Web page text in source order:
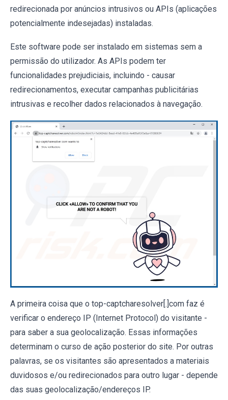
redirecionada por anúncios intrusivos ou APIs (aplicações
potencialmente indesejadas) instaladas.
Este software pode ser instalado em sistemas sem a
permissão do utilizador. As APIs podem ter
funcionalidades prejudiciais, incluindo - causar
redirecionamentos, executar campanhas publicitárias
intrusivas e recolher dados relacionados à navegação.
A primeira coisa que o top-captcharesolver[.]com faz é
verificar o endereço IP (Internet Protocol) do visitante -
para saber a sua geolocalização. Essas informações
determinam o curso de ação posterior do site. Por outras
palavras, se os visitantes são apresentados a materiais
duvidosos e/ou redirecionados para outro lugar - depende
das suas geolocalização/endereços IP.